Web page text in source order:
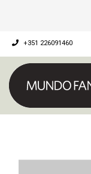
+351 226091460